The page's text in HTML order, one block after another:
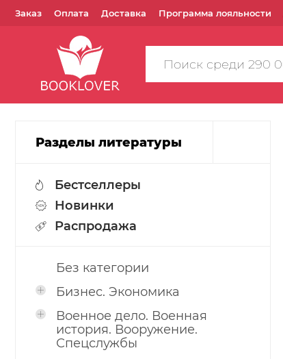
Заказ Оплата Доставка Программа лояльности
Поиск
по
Разделы литературы
Бестселлеры
Новинки
Распродажа
Без категории
Бизнес. Экономика
Военное дело. Военная
история. Вооружение.
Спецслужбы